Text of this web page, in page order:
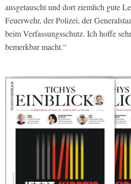
ausgetauscht und dort ziemlich gute
Feuerwehr, der Polizei, der
beim Verfassungsschutz. Ich hoffe
bemerkbar macht.“